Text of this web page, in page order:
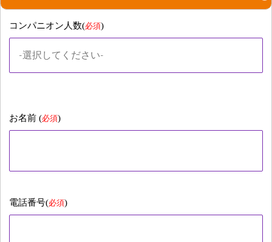
コンパニオン人数(必須)
お名前 (必須)
電話番号(必須)